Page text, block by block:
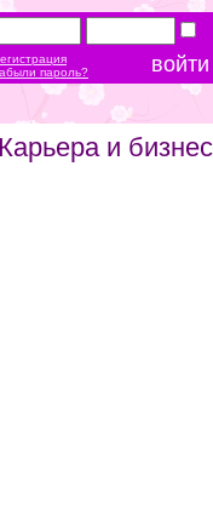
Карьера и бизнес
пароль?